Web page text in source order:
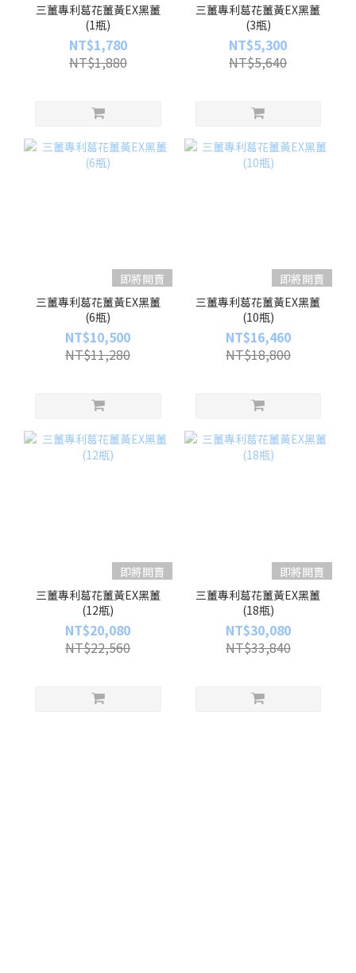
三薑專利葛花薑黃EX黑薑
(1瓶)
NT$1,780
NT$1,880
三薑專利葛花薑黃EX黑薑
(3瓶)
NT$5,300
NT$5,640
即將開賣
三薑專利葛花薑黃EX黑薑
(6瓶)
NT$10,500
NT$11,280
即將開賣
三薑專利葛花薑黃EX黑薑
(10瓶)
NT$16,460
NT$18,800
即將開賣
三薑專利葛花薑黃EX黑薑
(12瓶)
NT$20,080
NT$22,560
即將開賣
三薑專利葛花薑黃EX黑薑
(18瓶)
NT$30,080
NT$33,840